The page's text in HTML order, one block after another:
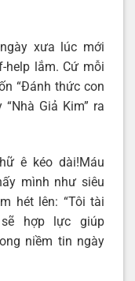
xưa lúc mới
help lắm. Cứ mỗi
“Đánh thức con
Giả Kim” ra
ê kéo dài!Máu
mình như siêu
hét lên: “Tôi tài
hợp lực giúp
niềm tin ngày